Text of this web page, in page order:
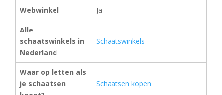
Webwinkel Ja
Alle
schaatswinkels in
Nederland
Schaatswinkels
Waar op letten als
je schaatsen
Schaatsen kopen